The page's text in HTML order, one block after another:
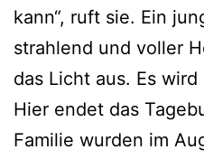
kann“, ruft sie. Ein
strahlend und voller
das Licht aus. Es
Hier endet das
Familie wurden im